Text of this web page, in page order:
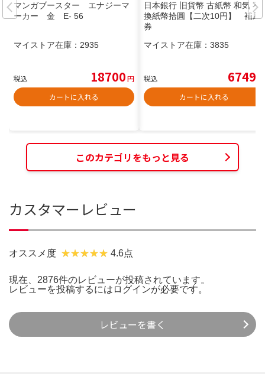
マンガブースター エナジーマ
ーカー 金 E- 56
マイストア在庫： 2935
税込 18700円
カートに入れる
日本銀行 旧貨幣 古紙幣 和気 不
換紙幣拾圓【二次10円】 補刷
券
マイストア在庫： 3835
税込 6749
カートに入れる
このカテゴリをもっと見る
カスタマーレビュー
オススメ度 4.6点
現在、2876件のレビューが投稿されています。
レビューを投稿するには ログインが必要です。
レビューを書く